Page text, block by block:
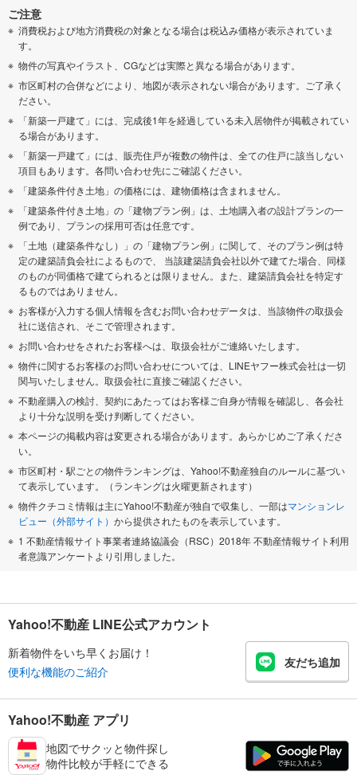
ご注意
消費税および地方消費税の対象となる場合は税込み価格が表示されていま
す。
物件の写真やイラスト、CGなどは実際と異なる場合があります。
市区町村の合併などにより、地図が表示されない場合があります。ご了承く
ださい。
「新築一戸建て」には、完成後1年を経過している未入居物件が掲載されてい
る場合があります。
「新築一戸建て」には、販売住戸が複数の物件は、全ての住戸に該当しない
項目もあります。各問い合わせ先にご確認ください。
「建築条件付き土地」の価格には、建物価格は含まれません。
「建築条件付き土地」の「建物プラン例」は、土地購入者の設計プランの一
例であり、プランの採用可否は任意です。
「土地（建築条件なし）」の「建物プラン例」に関して、そのプラン例は特
定の建築請負会社によるもので、 当該建築請負会社以外で建てた場合、同様
のものが同価格で建てられるとは限りません。また、建築請負会社を特定す
るものではありません。
お客様が入力する個人情報を含むお問い合わせデータは、当該物件の取扱会
社に送信され、そこで管理されます。
お問い合わせをされたお客様へは、取扱会社がご連絡いたします。
物件に関するお客様のお問い合わせについては、LINEヤフー株式会社は一切
関与いたしません。取扱会社に直接ご確認ください。
不動産購入の検討、契約にあたってはお客様ご自身が情報を確認し、各会社
より十分な説明を受け判断してください。
本ページの掲載内容は変更される場合があります。あらかじめご了承くださ
い。
市区町村・駅ごとの物件ランキングは、Yahoo!不動産独自のルールに基づい
て表示しています。（ランキングは火曜更新されます）
物件クチコミ情報は主にYahoo!不動産が独自で収集し、一部はマンションレ
ビュー（外部サイト） から提供されたものを表示しています。
1 不動産情報サイト事業者連絡協議会（RSC）2018年 不動産情報サイト利用
者意識アンケートより引用しました。
Yahoo!不動産 LINE公式アカウント
新着物件をいち早くお届け！
便利な機能のご紹介
友だち追加
Yahoo!不動産 アプリ
地図でサクッと物件探し
物件比較が手軽にできる